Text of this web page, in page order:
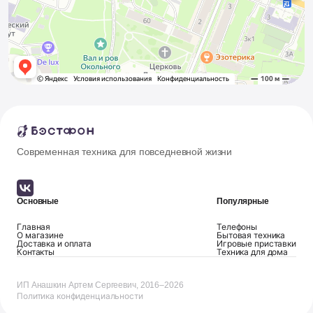
Современная техника для повседневной жизни
Основные
Главная
О магазине
Доставка и оплата
Контакты
Популярные
Телефоны
Бытовая техника
Игровые приставки
Техника для дома
ИП Анашкин Артем Сергеевич, 2016–2026
Политика конфиденциальности